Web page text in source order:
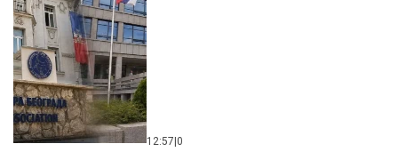
12:57 0